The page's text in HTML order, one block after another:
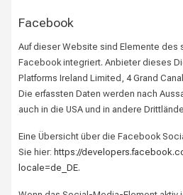
Facebook
Auf dieser Website sind Elemente des
Facebook integriert. Anbieter dieses
Platforms Ireland Limited, 4 Grand
Die erfassten Daten werden nach
auch in die USA und in andere
Eine Übersicht über die Facebook
Sie hier:https://
locale=de_DE.